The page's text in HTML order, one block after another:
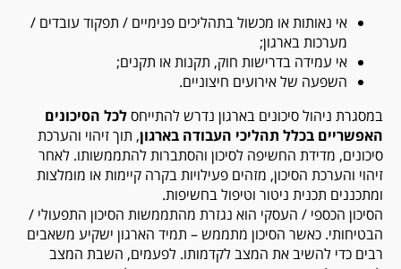
אי נאותות או מכשול בתהליכים פנימיים / תפקוד עובדים /
מערכות בארגון;
אי עמידה בדרישות חוק, תקנות או תקנים;
השפעה של אירועים חיצוניים.
במסגרת ניהול סיכונים בארגון נדרש להתייחסלכל הסיכונים
האפשריים בכלל תהליכי העבודה בארגון, תוך זיהוי והערכת
סיכונים, מדידת החשיפה לסיכון והסתברות להתממשותו. לאחר
זיהוי והערכת הסיכון, מזהים פעילויות בקרה קיימות או מומלצות
ומתכננים תכנית ניטור וטיפול בחשיפות.
הסיכון הכספי / העסקי הוא נגזרת מהתממשות הסיכון התפעולי /
הבטיחותי. כאשר הסיכון מתממש – תמיד הארגון ישקיע משאבים
רבים כדי להשיב את המצב לקדמותו. לפעמים, השבת המצב